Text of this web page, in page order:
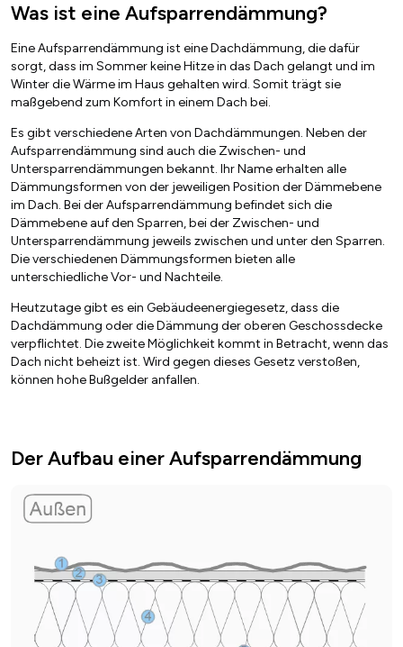
Was ist eine Aufsparrendämmung?
Eine Aufsparrendämmung ist eine Dachdämmung, die dafür
sorgt, dass im Sommer keine Hitze in das Dach gelangt und im
Winter die Wärme im Haus gehalten wird. Somit trägt sie
maßgebend zum Komfort in einem Dach bei.
Es gibt verschiedene Arten von Dachdämmungen. Neben der
Aufsparrendämmung sind auch die Zwischen- und
Untersparrendämmungen bekannt. Ihr Name erhalten alle
Dämmungsformen von der jeweiligen Position der Dämmebene
im Dach. Bei der Aufsparrendämmung befindet sich die
Dämmebene auf den Sparren, bei der Zwischen- und
Untersparrendämmung jeweils zwischen und unter den Sparren.
Die verschiedenen Dämmungsformen bieten alle
unterschiedliche Vor- und Nachteile.
Heutzutage gibt es ein Gebäudeenergiegesetz, dass die
Dachdämmung oder die Dämmung der oberen Geschossdecke
verpflichtet. Die zweite Möglichkeit kommt in Betracht, wenn das
Dach nicht beheizt ist. Wird gegen dieses Gesetz verstoßen,
können hohe Bußgelder anfallen.
Der Aufbau einer Aufsparrendämmung